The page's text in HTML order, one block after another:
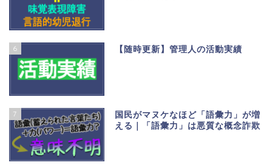
6 【随時更新】管理人の活動実績
7
国民がマヌケなほど「語彙力」が増
える｜「語彙力」は悪質な概念詐欺